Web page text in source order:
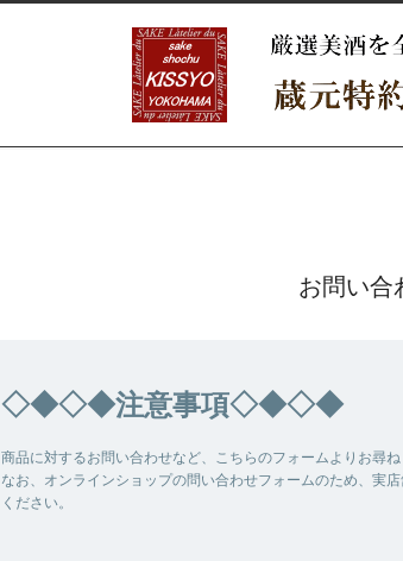
お問い合
◇◆◇◆注意事項◇◆◇◆
商品に対するお問い合わせなど、こちらのフォームよりお尋ね
なお、オンラインショップの問い合わせフォームのため、実
ください。